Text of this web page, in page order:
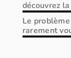
découvrez
Le problème
rarement